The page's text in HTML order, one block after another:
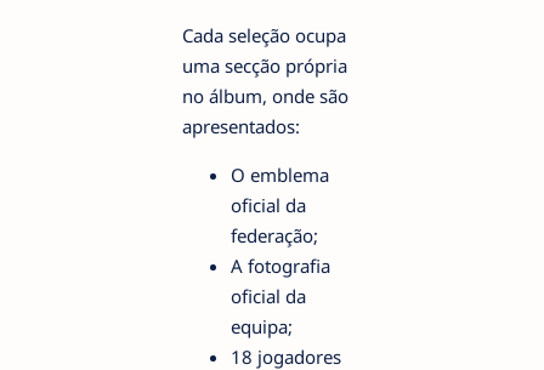
Cada seleção ocupa
uma secção própria
no álbum, onde são
apresentados:
O emblema
oficial da
federação;
A fotografia
oficial da
equipa;
18 jogadores